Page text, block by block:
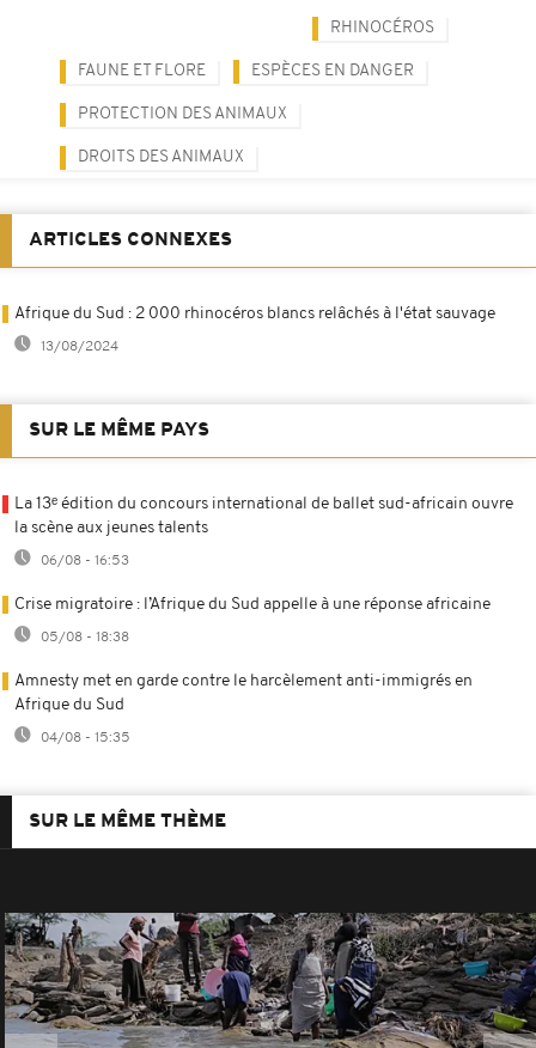
RHINOCÉROS
FAUNE ET FLORE ESPÈCES EN DANGER
PROTECTION DES ANIMAUX
DROITS DES ANIMAUX
ARTICLES CONNEXES
Afrique du Sud : 2 000 rhinocéros blancs relâchés à l'état sauvage
13/08/2024
SUR LE MÊME PAYS
La 13ᵉ édition du concours international de ballet sud-africain ouvre
la scène aux jeunes talents
06/08 - 16:53
Crise migratoire : l’Afrique du Sud appelle à une réponse africaine
05/08 - 18:38
Amnesty met en garde contre le harcèlement anti-immigrés en
Afrique du Sud
04/08 - 15:35
SUR LE MÊME THÈME